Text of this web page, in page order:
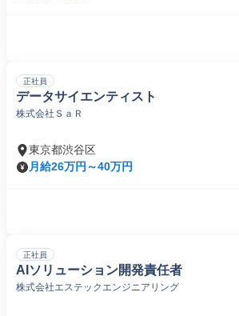
正社員
データサイエンティスト
株式会社ＳａＲ
東京都渋谷区
月給26万円～40万円
正社員
AIソリューション開発責任者
株式会社エステックエンジニアリング